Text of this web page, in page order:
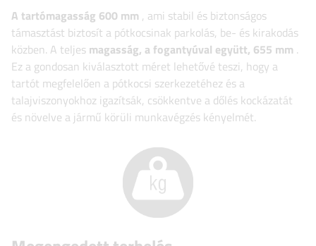
A tartómagasság 600 mm , ami stabil és biztonságos
támasztást biztosít a pótkocsinak parkolás, be- és kirakodás
közben. A teljes magasság, a fogantyúval együtt, 655 mm .
Ez a gondosan kiválasztott méret lehetővé teszi, hogy a
tartót megfelelően a pótkocsi szerkezetéhez és a
talajviszonyokhoz igazítsák, csökkentve a dőlés kockázatát
és növelve a jármű körüli munkavégzés kényelmét.